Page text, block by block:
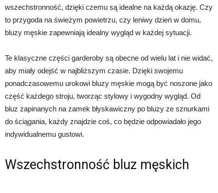
wszechstronność, dzięki czemu są idealne na każdą okazję. Czy
to przygoda na świeżym powietrzu, czy leniwy dzień w domu,
bluzy męskie zapewniają idealny wygląd w każdej sytuacji.
Te klasyczne części garderoby są obecne od wielu lat i nie widać,
aby miały odejść w najbliższym czasie. Dzięki swojemu
ponadczasowemu urokowi bluzy męskie mogą być noszone jako
część każdego stroju, tworząc stylowy i wygodny wygląd. Od
bluz zapinanych na zamek błyskawiczny po bluzy ze sznurkami
do ściągania, każdy znajdzie coś, co będzie odpowiadało jego
indywidualnemu gustowi.
Wszechstronność bluz męskich